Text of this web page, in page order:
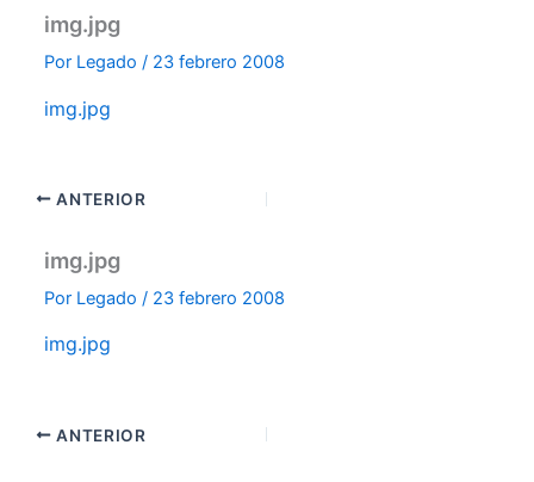
img.jpg
Por Legado/ 23 febrero 2008
img.jpg
ANTERIOR
img.jpg
Por Legado/ 23 febrero 2008
img.jpg
ANTERIOR